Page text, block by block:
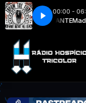
00:00 -
CAVALCANTE
Died in Your Arms